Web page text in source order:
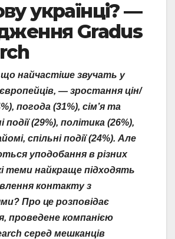
українці? —
Gradus
найчастіше звучать у
— зростання цін/
погода (31%), сім’я та
події (29%), політика (26%),
спільні події (24%). Але
уподобання в різних
теми найкраще підходять
контакту з
Про це розповідає
проведене компанією
серед мешканців